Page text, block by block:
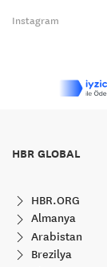
Instagram
HBR GLOBAL
HBR.ORG
Almanya
Arabistan
Brezilya